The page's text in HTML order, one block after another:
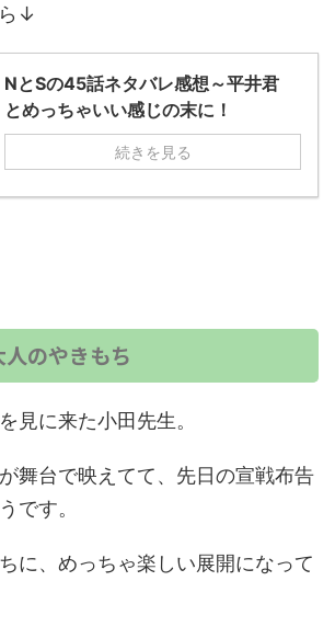
↓
NとSの45話ネタバレ感想～平井君
とめっちゃいい感じの末に！
続きを見る
のやきもち
見に来た小田先生。
舞台で映えてて、先日の宣戦布告
です。
に、めっちゃ楽しい展開になって